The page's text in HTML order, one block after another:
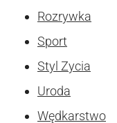
Rozrywka
Sport
Styl Zycia
Uroda
Wędkarstwo